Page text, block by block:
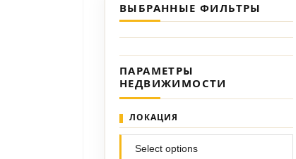
ВЫБРАННЫЕ ФИЛЬТРЫ
ПАРАМЕТРЫ
НЕДВИЖИМОСТИ
ЛОКАЦИЯ